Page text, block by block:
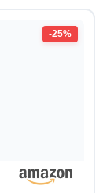
-25%